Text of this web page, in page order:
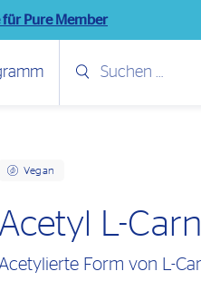
Pure Member
Vegan
Acetyl L-
Form von L-